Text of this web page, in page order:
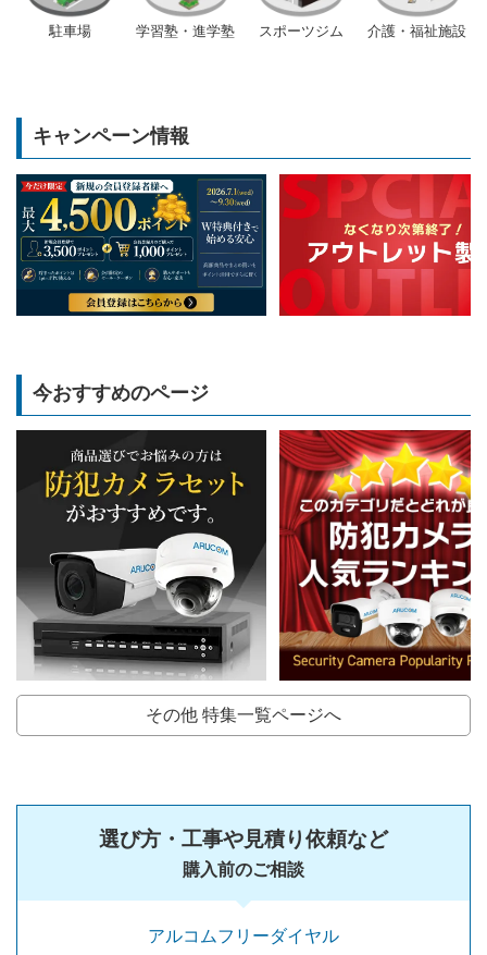
駐車場 学習塾・進学塾 スポーツジム 介護・福祉施設
キャンペーン情報
今おすすめのページ
その他 特集一覧ページへ
選び方・工事や見積り依頼など
購入前のご相談
アルコムフリーダイヤル